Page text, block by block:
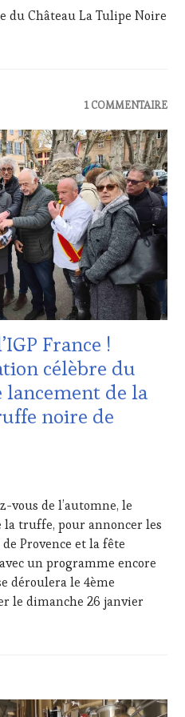
du Château La Tulipe Noire
#VinTourisme « Signés et
1 COMMENTAIRE
France !
célèbre du
lancement de la
noire de
vous de l’automne, le
truffe, pour annoncer les
Provence et la fête
un programme encore
déroulera le 4ème
le dimanche 26 janvier
de l’IGP France !